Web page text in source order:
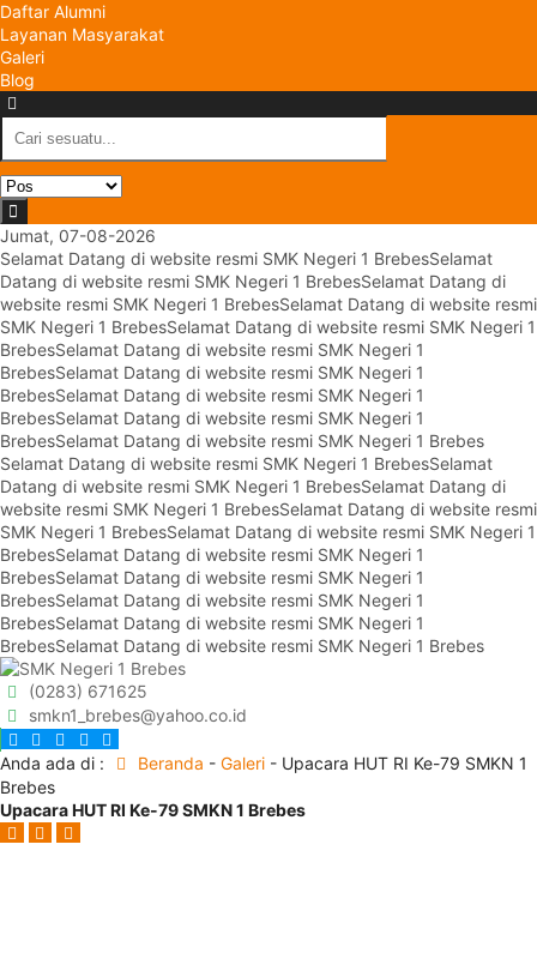
Daftar Alumni
Layanan Masyarakat
Galeri
Blog
Jumat, 07-08-2026
Selamat Datang di website resmi SMK Negeri 1 BrebesSelamat
Datang di website resmi SMK Negeri 1 BrebesSelamat Datang di
website resmi SMK Negeri 1 BrebesSelamat Datang di website resmi
SMK Negeri 1 BrebesSelamat Datang di website resmi SMK Negeri 1
BrebesSelamat Datang di website resmi SMK Negeri 1
BrebesSelamat Datang di website resmi SMK Negeri 1
BrebesSelamat Datang di website resmi SMK Negeri 1
BrebesSelamat Datang di website resmi SMK Negeri 1
BrebesSelamat Datang di website resmi SMK Negeri 1 Brebes
Selamat Datang di website resmi SMK Negeri 1 BrebesSelamat
Datang di website resmi SMK Negeri 1 BrebesSelamat Datang di
website resmi SMK Negeri 1 BrebesSelamat Datang di website resmi
SMK Negeri 1 BrebesSelamat Datang di website resmi SMK Negeri 1
BrebesSelamat Datang di website resmi SMK Negeri 1
BrebesSelamat Datang di website resmi SMK Negeri 1
BrebesSelamat Datang di website resmi SMK Negeri 1
BrebesSelamat Datang di website resmi SMK Negeri 1
BrebesSelamat Datang di website resmi SMK Negeri 1 Brebes
(0283) 671625
smkn1_brebes@yahoo.co.id
Anda ada di : Beranda - Galeri- Upacara HUT RI Ke-79 SMKN 1
Brebes
Upacara HUT RI Ke-79 SMKN 1 Brebes